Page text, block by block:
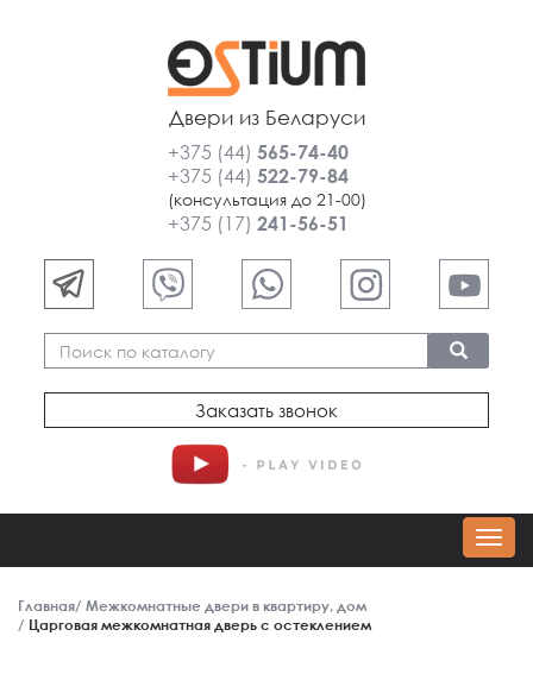
Двери из Беларуси
+375 (44) 565-74-40
+375 (44) 522-79-84
(консультация до 21-00)
+375 (17) 241-56-51
Заказать звонок
Главная Межкомнатные двери в квартиру, дом
Царговая межкомнатная дверь с остеклением